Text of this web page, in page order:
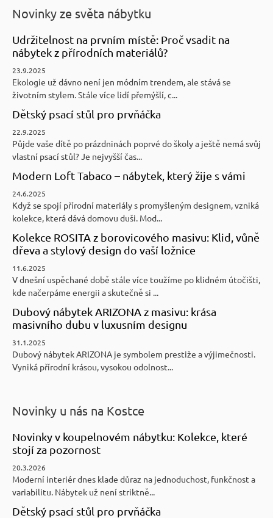
Novinky ze světa nábytku
Udržitelnost na prvním místě: Proč vsadit na
nábytek z přírodních materiálů?
23.9.2025
Ekologie už dávno není jen módním trendem, ale stává se
životním stylem. Stále více lidí přemýšlí, c...
Dětský psací stůl pro prvňáčka
22.9.2025
Půjde vaše dítě po prázdninách poprvé do školy a ještě nemá svůj
vlastní psací stůl? Je nejvyšší čas...
Modern Loft Tabaco – nábytek, který žije s vámi
24.6.2025
Když se spojí přírodní materiály s promyšleným designem, vzniká
kolekce, která dává domovu duši. Mod...
Kolekce ROSITA z borovicového masivu: Klid, vůně
dřeva a stylový design do vaší ložnice
11.6.2025
V dnešní uspěchané době stále více toužíme po klidném útočišti,
kde načerpáme energii a skutečně si ...
Dubový nábytek ARIZONA z masivu: krása
masivního dubu v luxusním designu
31.1.2025
Dubový nábytek ARIZONA je symbolem prestiže a výjimečnosti.
Vyniká přírodní krásou, vysokou odolnost...
Novinky u nás na Kostce
Novinky v koupelnovém nábytku: Kolekce, které
stojí za pozornost
20.3.2026
Moderní interiér dnes klade důraz na jednoduchost, funkčnost a
variabilitu. Nábytek už není striktně...
Dětský psací stůl pro prvňáčka